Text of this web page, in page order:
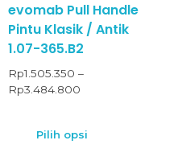
evomab Pull Handle
Pintu Klasik / Antik
1.07-365.B2
Rp1.505.350 –
Rp3.484.800
Pilih opsi